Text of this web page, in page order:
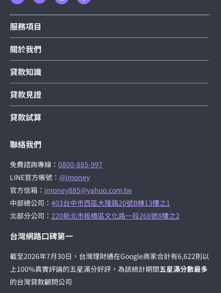
服務項目
關於我們
貸款知識
貸款見證
貸款試算
聯絡我們
免費諮詢專線： 0800-885-997
LINE官方帳號： @imoney
官方信箱： imoney885@yahoo.com.tw
中部總公司： 403台中市西區大隆路20號B棟13樓之1
北部分公司： 220新北市板橋區文化路一段268號8樓之2
台灣網路口碑第一
截至2026年7月30日，台灣理財通在Google商家合計有6,622則以
上100%真實評論的五星滿分好評，為該統計期間五星滿分數最多
的台灣貸款顧問公司